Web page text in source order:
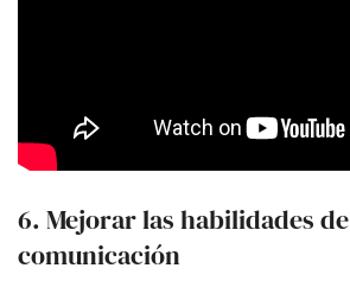
6. Mejorar las habilidades de
comunicación